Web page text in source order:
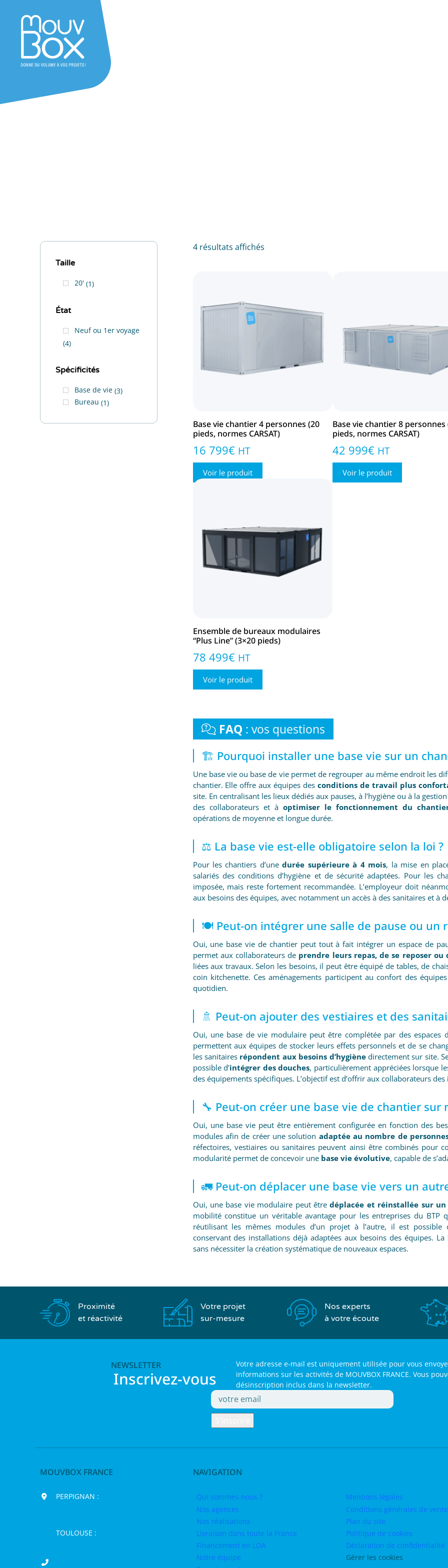
Taille
20' 1
État
Neuf ou 1er voyage
4
Spécificités
Base de vie 3
Bureau 1
4 résultats affichés
Base vie chantier 4 personnes (20
pieds, normes CARSAT)
16 799€ HT
Voir le produit
Base vie chantier 8 personnes
pieds, normes CARSAT)
42 999€ HT
Voir le produit
Ensemble de bureaux modulaires
“Plus Line” (3×20 pieds)
78 499€ HT
Voir le produit
FAQ : vos questions
🏗️ Pourquoi installer une base vie sur un
Une base vie ou base de vie permet de regrouper au même endroit les
chantier. Elle offre aux équipes desconditions de travail plus
site. En centralisant les lieux dédiés aux pauses, à l’hygiène ou à la
des collaborateurs et à optimiser le fonctionnement du
opérations de moyenne et longue durée.
⚖️ La base vie est-elle obligatoire selon la loi ?
Pour les chantiers d’unedurée supérieure à 4 mois, la mise en
salariés des conditions d’hygiène et de sécurité adaptées. Pour les
imposée, mais reste fortement recommandée. L’employeur doit
aux besoins des équipes, avec notamment un accès à des sanitaires et à
🍽️ Peut-on intégrer une salle de pause ou un
Oui, une base vie de chantier peut tout à fait intégrer un espace de
permet aux collaborateurs de prendre leurs repas, de se reposer ou
liées aux travaux. Selon les besoins, il peut être équipé de tables, de
coin kitchenette. Ces aménagements participent au confort des
quotidien.
🚿 Peut-on ajouter des vestiaires et des
Oui, une base de vie modulaire peut être complétée par des espaces
permettent aux équipes de stocker leurs effets personnels et de se
les sanitairesrépondent aux besoins d’hygiènedirectement sur site.
possible d’intégrer des douches, particulièrement appréciées lorsque
des équipements spécifiques. L’objectif est d’offrir aux collaborateurs
🔧 Peut-on créer une base vie de chantier sur
Oui, une base vie peut être entièrement configurée en fonction des
modules afin de créer une solution adaptée au nombre de
réfectoires, vestiaires ou sanitaires peuvent ainsi être combinés pour
modularité permet de concevoir une base vie évolutive, capable de
🚛 Peut-on déplacer une base vie vers un
Oui, une base vie modulaire peut êtredéplacée et réinstallée sur
mobilité constitue un véritable avantage pour les entreprises du BTP
réutilisant les mêmes modules d’un projet à l’autre, il est possible
conservant des installations déjà adaptées aux besoins des équipes.
sans nécessiter la création systématique de nouveaux espaces.
Proximité
et réactivité
Votre projet
sur-mesure
Nos experts
à votre écoute
NEWSLETTER
Inscrivez-vous
Votre adresse e-mail est uniquement utilisée pour vous
informations sur les activités de MOUVBOX FRANCE. Vous
désinscription inclus dans la newsletter.
MOUVBOX FRANCE
PERPIGNAN :
TOULOUSE :
NAVIGATION
Qui sommes-nous ?
Nos agences
Nos réalisations
Livraison dans toute la France
Financement en LOA
Notre équipe
Mentions légales
Conditions générales de vente
Plan du site
Politique de cookies
Déclaration de confidentialité
Gérer les cookies